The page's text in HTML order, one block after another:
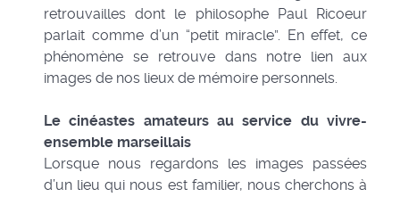
retrouvailles dont le philosophe Paul Ricoeur
parlait comme d’un “petit miracle”. En effet, ce
phénomène se retrouve dans notre lien aux
images de nos lieux de mémoire personnels.
Le cinéastes amateurs au service du vivre-
ensemble marseillais
Lorsque nous regardons les images passées
d’un lieu qui nous est familier, nous cherchons à